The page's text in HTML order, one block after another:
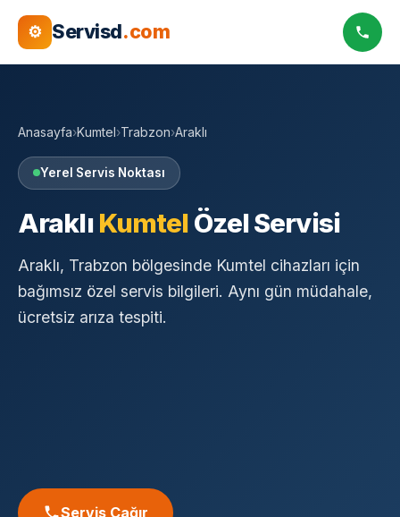
⚙ Servisd.com
Anasayfa›Kumtel›Trabzon›Araklı
Yerel Servis Noktası
AraklıKumtelÖzel Servisi
Araklı, Trabzon bölgesinde Kumtel cihazları için
bağımsız özel servis bilgileri. Aynı gün müdahale,
ücretsiz arıza tespiti.
Servis Çağır